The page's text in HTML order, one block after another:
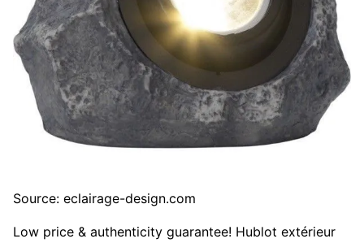
Source: eclairage-design.com
Low price & authenticity guarantee! Hublot extérieur